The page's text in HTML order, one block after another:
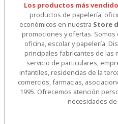
Los productos más
productos de papelería,
económicos en nuestra Store
promociones y ofertas.
oficina, escolar y papelería.
principales fabricantes de las
servicio de particulares,
infantiles, residencias de la
comercios, farmacias,
1995. Ofrecemos atención
necesidades de